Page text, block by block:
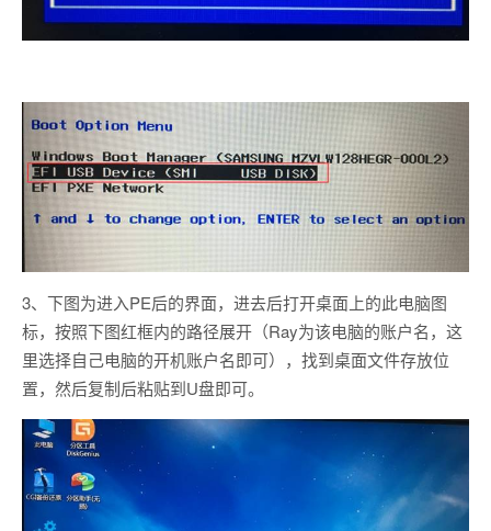
3、下图为进入PE后的界面，进去后打开桌面上的此电脑图
标，按照下图红框内的路径展开（Ray为该电脑的账户名，这
里选择自己电脑的开机账户名即可），找到桌面文件存放位
置，然后复制后粘贴到U盘即可。